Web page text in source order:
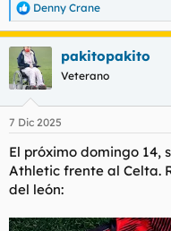
R
e
c
c
i
e
:
Denny Crane
pakitopakito
Veterano
7 Dic 2025
El próximo domingo 14,
Athletic frente al Celta.
del león: